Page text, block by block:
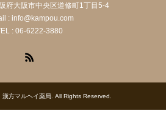
府大阪市中央区道修町1丁目5-4
: info@kampou.com
: 06-6222-3880
漢方マルヘイ薬局. All Rights Reserved.